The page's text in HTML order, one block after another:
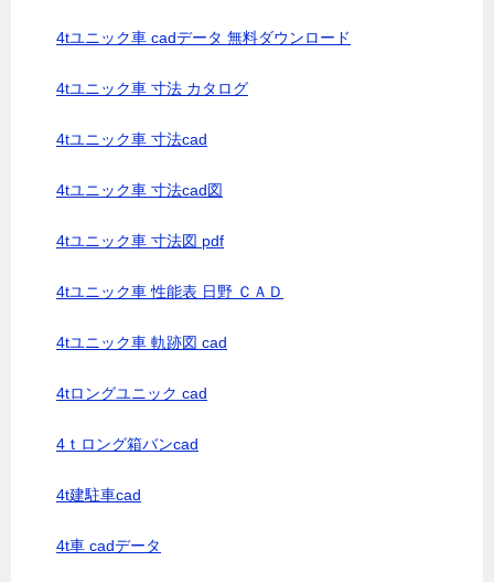
4tユニック車 cadデータ 無料ダウンロード
4tユニック車 寸法 カタログ
4tユニック車 寸法cad
4tユニック車 寸法cad図
4tユニック車 寸法図 pdf
4tユニック車 性能表 日野 ＣＡＤ
4tユニック車 軌跡図 cad
4tロングユニック cad
4ｔロング箱バンcad
4t建駐車cad
4t車 cadデータ